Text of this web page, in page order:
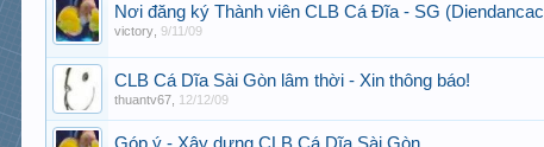
Nơi đăng ký Thành viên CLB Cá Đĩa - SG
victory ,9/11/09
CLB Cá Dĩa Sài Gòn lâm thời - Xin thông báo!
thuantv67 12/12/09